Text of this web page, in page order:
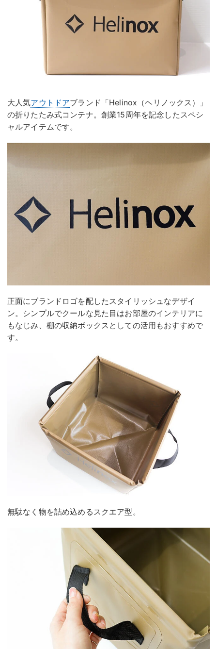
大人気アウトドアブランド「Helinox（ヘリノックス）」
の折りたたみ式コンテナ。創業15周年を記念したスペシ
ャルアイテムです。
正面にブランドロゴを配したスタイリッシュなデザイ
ン。シンプルでクールな見た目はお部屋のインテリアに
もなじみ、棚の収納ボックスとしての活用もおすすめで
す。
無駄なく物を詰め込めるスクエア型。